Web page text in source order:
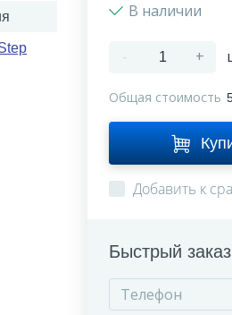
В наличии
- +
Общая стоимость
Добавить к
Быстрый заказ